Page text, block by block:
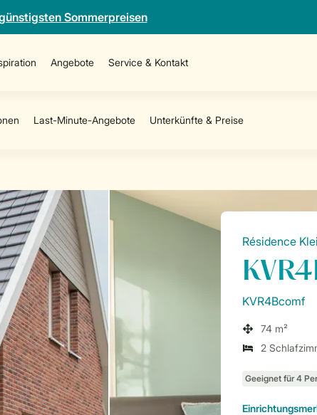
Sommerpreisen
Angebote Service & Kontakt
Résidence
KVR4Bcomf
74 m²
2